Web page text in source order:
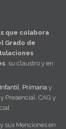
que colabora
Grado de
, su claustro y en
Primaria y
Presencial. CAG y
y sus Menciones en